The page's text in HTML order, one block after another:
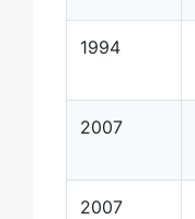
1994
2007
2007